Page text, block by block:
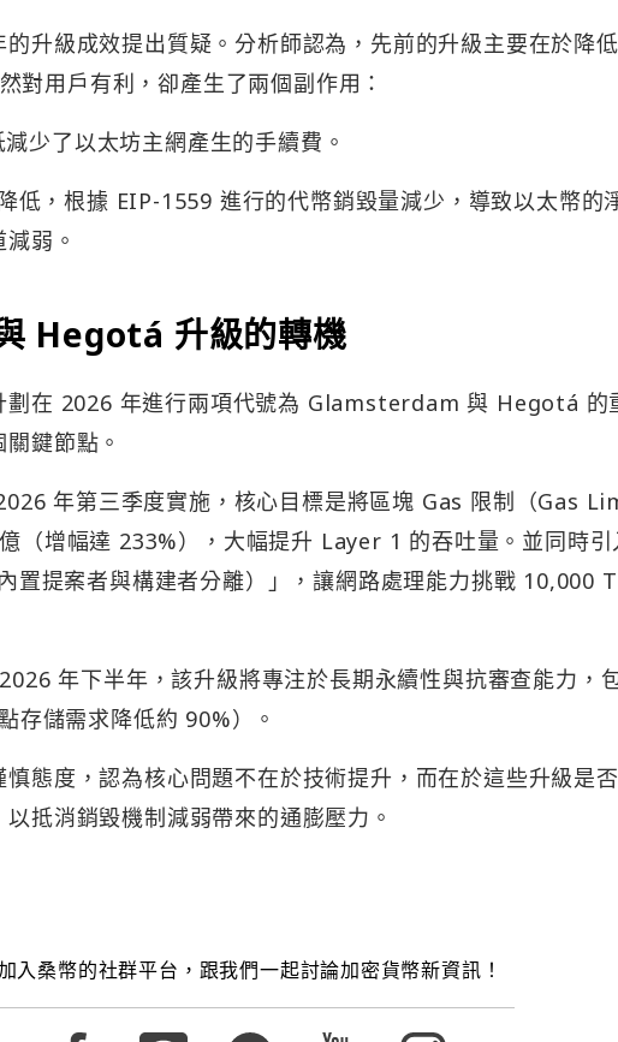
升級成效提出質疑。分析師認為，先前的升級主要在於降
對用戶有利，卻產生了兩個副作用：
少了以太坊主網產生的手續費。
低，根據 EIP-1559 進行的代幣銷毀量減少，導致以太幣的
弱。
Hegotá 升級的轉機
劃在 2026 年進行兩項代號為 Glamsterdam 與 Hegotá 的
鍵節點。
年第三季度實施，核心目標是將區塊 Gas 限制（Gas
（增幅達 233%），大幅提升 Layer 1 的吞吐量。並同時引
置提案者與構建者分離）」，讓網路處理能力挑戰 10,000
年下半年，該升級將專注於長期永續性與抗審查能力，
存儲需求降低約 90%）。
態度，認為核心問題不在於技術提升，而在於這些升級是
抵消銷毀機制減弱帶來的通膨壓力。
入桑幣的社群平台，跟我們一起討論加密貨幣新資訊！